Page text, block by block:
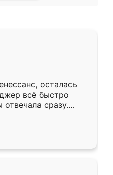
осталась
всё быстро
сразу.
подошёл к
Собрали
аккуратно, даже